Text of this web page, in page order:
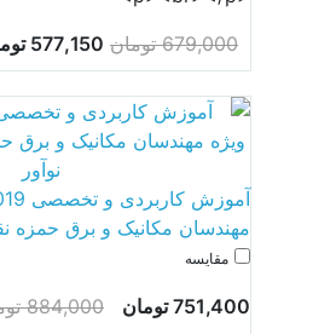
679,000 تومان
577,150 تومان
مهندسان مکانیک و برق حمزه
مقایسه
751,400 تومان
884,000 تومان